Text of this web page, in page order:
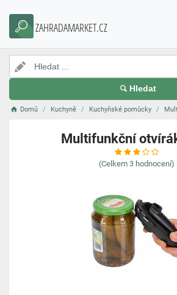
ZAHRADAMARKET.CZ
Hledat
Domů Kuchyně Kuchyňské pomůcky
Multifunkční
(Celkem 3 hodnocení)